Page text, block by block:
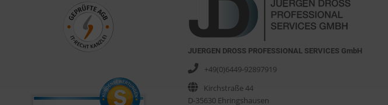
JUERGEN DROSS PROFESSIONAL SERVICES GmbH
+49(0)6449-92897919
Kirchstraße 44
D-35630 Ehringshausen